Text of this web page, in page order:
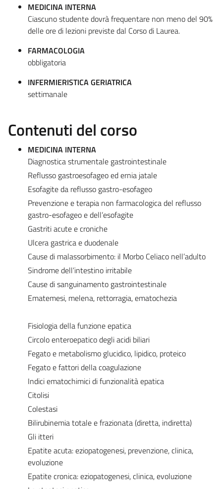
MEDICINA INTERNA
Ciascuno studente dovrà frequentare non meno del 90%
delle ore di lezioni previste dal Corso di Laurea.
FARMACOLOGIA
obbligatoria
INFERMIERISTICA GERIATRICA
settimanale
Contenuti del corso
MEDICINA INTERNA
Diagnostica strumentale gastrointestinale
Reflusso gastroesofageo ed ernia jatale
Esofagite da reflusso gastro-esofageo
Prevenzione e terapia non farmacologica del reflusso
gastro-esofageo e dell’esofagite
Gastriti acute e croniche
Ulcera gastrica e duodenale
Cause di malassorbimento: il Morbo Celiaco nell’adulto
Sindrome dell’intestino irritabile
Cause di sanguinamento gastrointestinale
Ematemesi, melena, rettorragia, ematochezia
Fisiologia della funzione epatica
Circolo enteroepatico degli acidi biliari
Fegato e metabolismo glucidico, lipidico, proteico
Fegato e fattori della coagulazione
Indici ematochimici di funzionalità epatica
Citolisi
Colestasi
Bilirubinemia totale e frazionata (diretta, indiretta)
Gli itteri
Epatite acuta: eziopatogenesi, prevenzione, clinica,
evoluzione
Epatite cronica: eziopatogenesi, clinica, evoluzione